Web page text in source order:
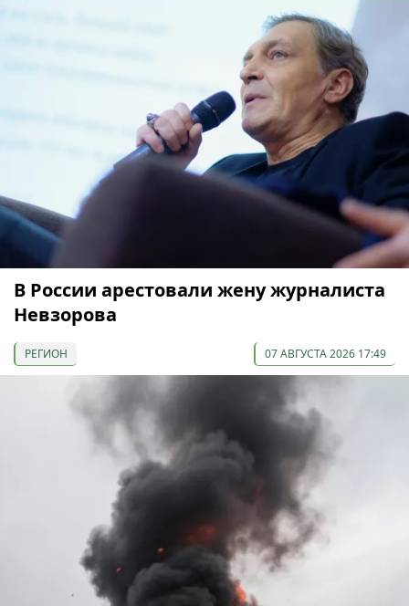
В России арестовали жену журналиста
Невзорова
РЕГИОН 07 АВГУСТА 2026 17:49